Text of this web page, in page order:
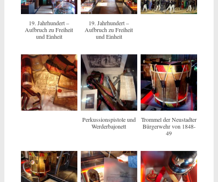
19. Jahrhundert –
Aufbruch zu Freiheit
und Einheit
19. Jahrhundert –
Aufbruch zu Freiheit
und Einheit
Perkussionspistole und
Werderbajonett
Trommel der Neustadter
Bürgerwehr von 1848-
49